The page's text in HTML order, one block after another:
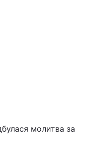
молитва за